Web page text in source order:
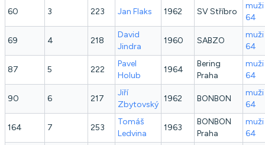
60 3 223 Jan Flaks 1962 SV Stříbro
64
69 4 218
David
Jindra
1960 SABZO
64
87 5 222
Pavel
Holub
1964
Bering
Praha
64
90 6 217
Jiří
Zbytovský
1962 BONBON
64
164 7 253
Tomáš
Ledvina
1963
BONBON
Praha
64